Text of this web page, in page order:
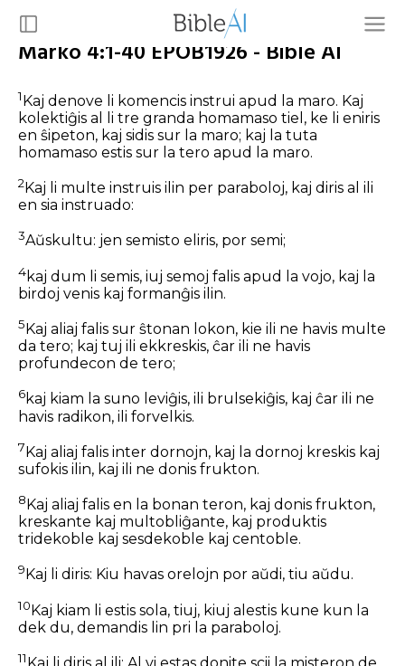
Marko 4:1-40 EPOB1926 - Bible AI
1Kaj denove li komencis instrui apud la maro. Kaj
kolektiĝis al li tre granda homamaso tiel, ke li eniris
en ŝipeton, kaj sidis sur la maro; kaj la tuta
homamaso estis sur la tero apud la maro.
2 Kaj li multe instruis ilin per paraboloj, kaj diris al ili
en sia instruado:
3Aŭskultu: jen semisto eliris, por semi;
4kaj dum li semis, iuj semoj falis apud la vojo, kaj la
birdoj venis kaj formanĝis ilin.
5 Kaj aliaj falis sur ŝtonan lokon, kie ili ne havis multe
da tero; kaj tuj ili ekkreskis, ĉar ili ne havis
profundecon de tero;
6kaj kiam la suno leviĝis, ili brulsekiĝis, kaj ĉar ili ne
havis radikon, ili forvelkis.
7Kaj aliaj falis inter dornojn, kaj la dornoj kreskis kaj
sufokis ilin, kaj ili ne donis frukton.
8 Kaj aliaj falis en la bonan teron, kaj donis frukton,
kreskante kaj multobliĝante, kaj produktis
tridekoble kaj sesdekoble kaj centoble.
9 Kaj li diris: Kiu havas orelojn por aŭdi, tiu aŭdu.
10Kaj kiam li estis sola, tiuj, kiuj alestis kune kun la
dek du, demandis lin pri la paraboloj.
11